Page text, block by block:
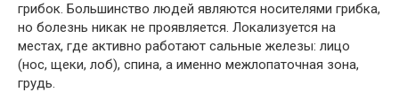
грибок. Большинство людей являются носителями грибка,
но болезнь никак не проявляется. Локализуется на
местах, где активно работают сальные железы: лицо
(нос, щеки, лоб), спина, а именно межлопаточная зона,
грудь.